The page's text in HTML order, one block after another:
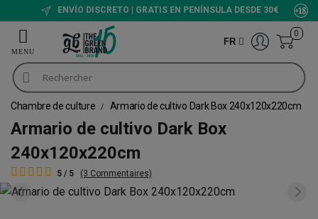
ENVÍO DISCRETO | GRATIS EN PENÍNSULA DESDE 30€
FR
0
Chambre de culture Armario de cultivo Dark Box 240x120x220cm
Armario de cultivo Dark Box
240x120x220cm
5 / 5 (3 Commentaires)